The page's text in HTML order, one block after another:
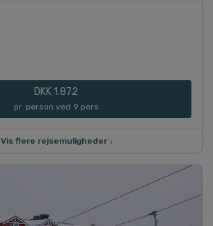
DKK 1.872
pr. person ved 9 pers.
Vis flere rejsemuligheder ↓